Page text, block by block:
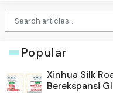
Popular
Xinhua Silk
Berekspansi